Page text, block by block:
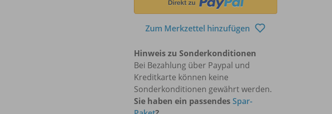
Zum Merkzettel hinzufügen
Hinweis zu Sonderkonditionen
Bei Bezahlung über Paypal und
Kreditkarte können keine
Sonderkonditionen gewährt werden.
Sie haben ein passendesSpar-